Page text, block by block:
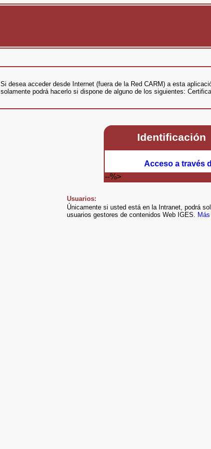
Si desea acceder desde Internet (fuera de la Red CARM) a esta
solamente podrá hacerlo si dispone de alguno de los siguientes:
Identificación
Acceso a través
--%>
Usuarios:
Únicamente si usted está en la Intranet, podrá
usuarios gestores de contenidos Web IGES.